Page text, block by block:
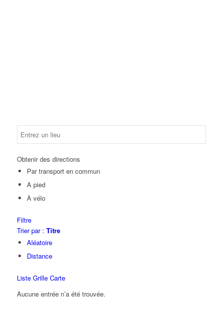
Obtenir des directions
Par transport en commun
A pied
À vélo
Filtre
Trier par : Titre
Aléatoire
Distance
Liste Grille Carte
Aucune entrée n’a été trouvée.